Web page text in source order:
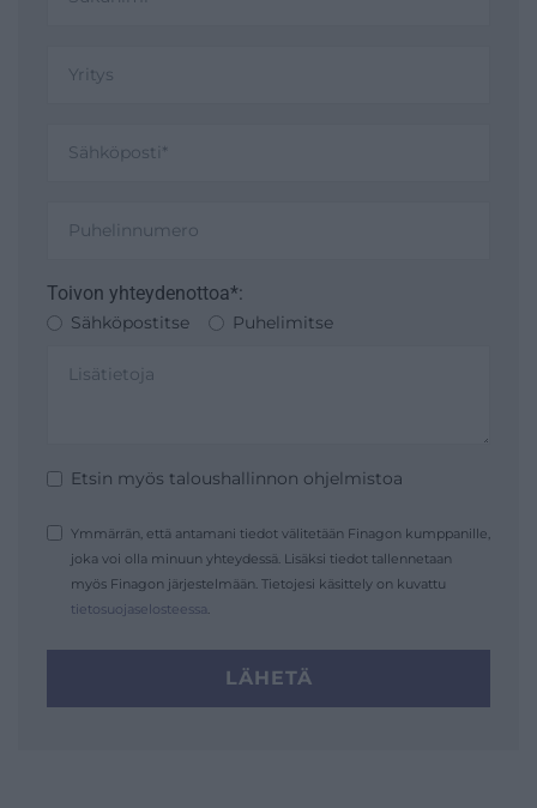
Toivon yhteydenottoa*:
Sähköpostitse Puhelimitse
Etsin myös taloushallinnon ohjelmistoa
Ymmärrän, että antamani tiedot välitetään Finagon kumppanille,
joka voi olla minuun yhteydessä. Lisäksi tiedot tallennetaan
myös Finagon järjestelmään. Tietojesi käsittely on kuvattu
tietosuojaselosteessa
LÄHETÄ